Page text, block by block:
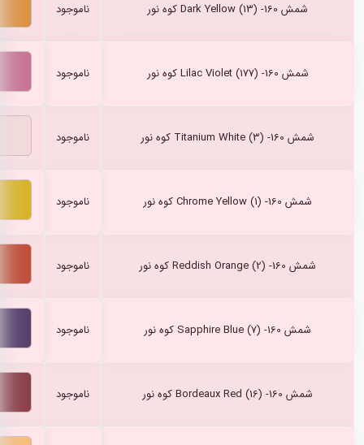
شمش Dark Yellow (13) -160 کوه نور ناموجود
شمش Lilac Violet (177) -160 کوه نور ناموجود
شمش Titanium White (3) -160 کوه نور ناموجود
شمش Chrome Yellow (1) -160 کوه نور ناموجود
شمش Reddish Orange (2) -160 کوه نور ناموجود
شمش Sapphire Blue (7) -160 کوه نور ناموجود
شمش Bordeaux Red (16) -160 کوه نور ناموجود